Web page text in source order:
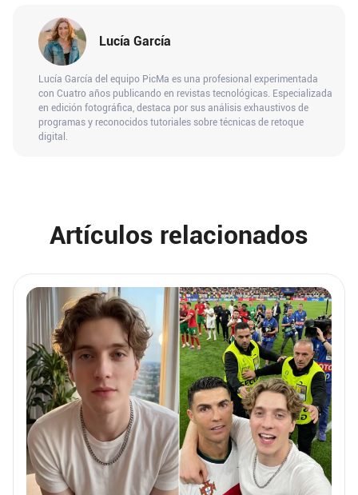
peluche.
Lucía García
Lucía García del equipo PicMa es una profesional experimentada
con Cuatro años publicando en revistas tecnológicas. Especializada
en edición fotográfica, destaca por sus análisis exhaustivos de
programas y reconocidos tutoriales sobre técnicas de retoque
digital.
Artículos relacionados